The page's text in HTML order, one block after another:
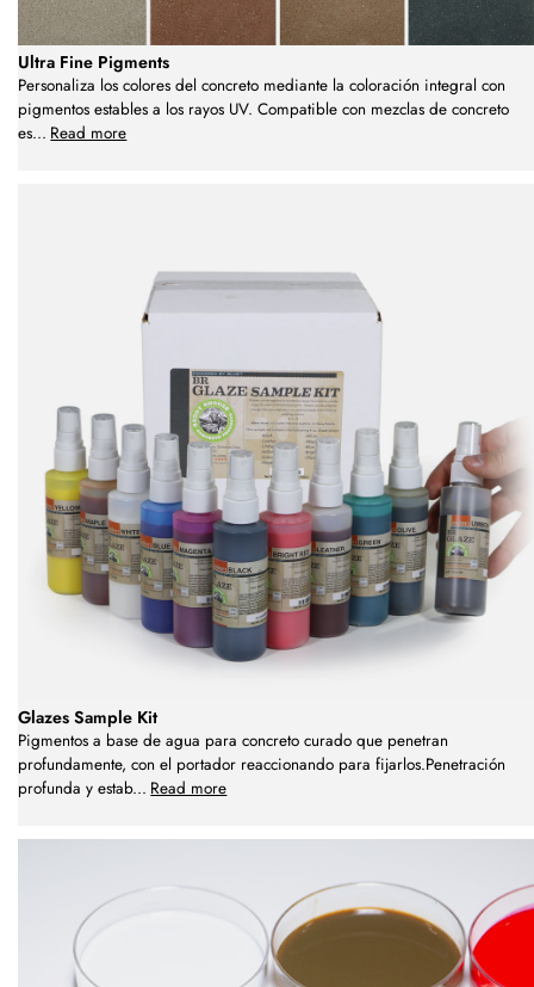
Ultra Fine Pigments
Personaliza los colores del concreto mediante la coloración integral con
pigmentos estables a los rayos UV. Compatible con mezclas de concreto
es... Read more
Glazes Sample Kit
Pigmentos a base de agua para concreto curado que penetran
profundamente, con el portador reaccionando para fijarlos.Penetración
profunda y estab... Read more